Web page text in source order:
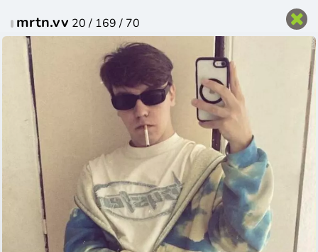
mrtn.vv 20 / 169 / 70
Přihlas se do svého profilu
Čeština
Vytvořit profil
Přihlašovací jméno nebo e-mail
Heslo